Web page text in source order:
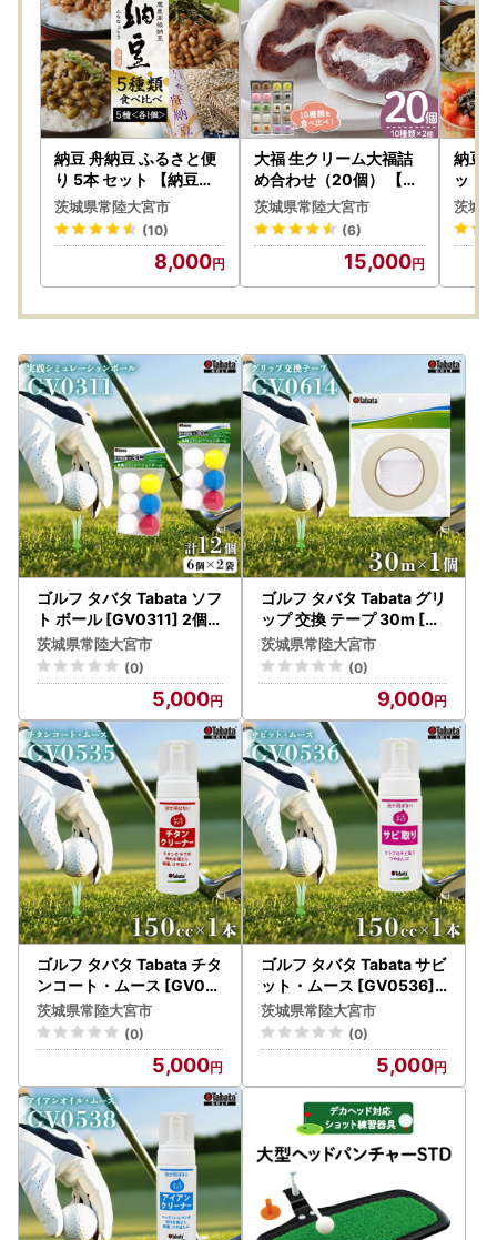
納豆 舟納豆 ふるさと便
り 5本 セット 【納豆】
【ho1228】
茨城県常陸大宮市
(10)
8,000
大福 生クリーム大福詰
め合わせ（20個） 【大
福】【ho1245】
茨城県常陸大宮市
(6)
15,000
納豆
ット
豆】
茨城
ゴルフ タバタ Tabata ソフ
ト ボール [GV0311] 2個セ
ット 練習用 【ゴルフ】【
ho1630】
茨城県常陸大宮市
(0)
5,000
ゴルフ タバタ Tabata グリ
ップ 交換 テープ 30m [G
V0614] メンテナンス 用
品 【ゴルフ】【ho1632】
茨城県常陸大宮市
(0)
9,000
ゴルフ タバタ Tabata チタ
ンコート・ムース [GV05
35] 150cc メンテナンス
用品 【ゴルフ】【ho1634
】
茨城県常陸大宮市
(0)
5,000
ゴルフ タバタ Tabata サビ
ット・ムース [GV0536] 1
50cc メンテナンス 用品
【ゴルフ】【ho1635】
茨城県常陸大宮市
(0)
5,000